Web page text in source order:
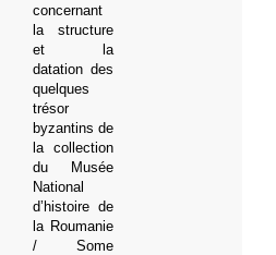
concernant
la structure
et la
datation des
quelques
trésor
byzantins de
la collection
du Musée
National
d’histoire de
la Roumanie
/ Some